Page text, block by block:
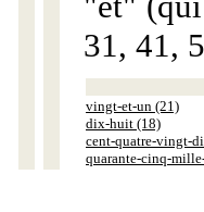
31, 41,
vingt-et-un (21)
dix-huit (18)
cent-quatre-vingt-
quarante-cinq-